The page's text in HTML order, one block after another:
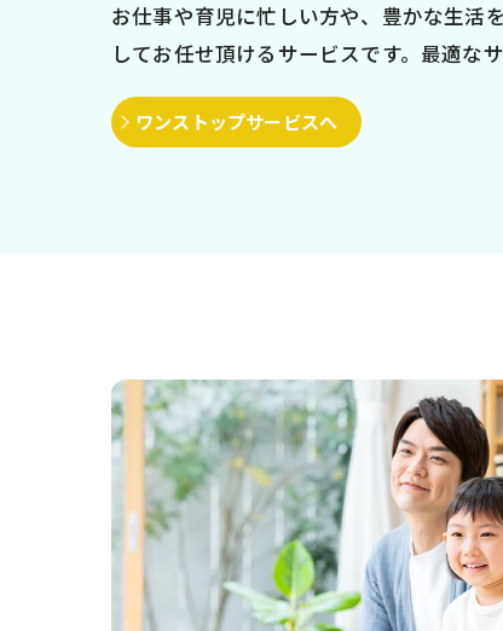
お仕事や育児に忙しい方や、豊かな生活
してお任せ頂けるサービスです。最適な
ワンストップサービスへ